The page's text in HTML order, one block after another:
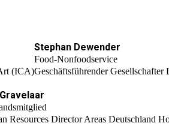
(ICA)
Stephan Dewender
Food-Nonfoodservice
Geschäftsführender Gesellschafter
Resources Director Areas Deutschland